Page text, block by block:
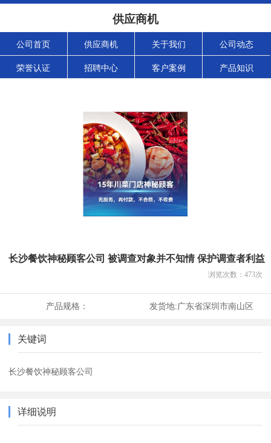
供应商机
公司首页 供应商机 关于我们 公司动态
荣誉认证 招聘中心 客户案例 产品知识
长沙餐饮神秘顾客公司 被调查对象并不知情 保护调查者利益
浏览次数： 473次
产品规格： 发货地:广东省深圳市南山区
关键词
长沙餐饮神秘顾客公司
详细说明